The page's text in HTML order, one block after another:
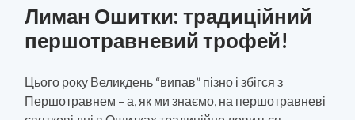
Лиман Ошитки: традиційний
першотравневий трофей!
Цього року Великдень “випав” пізно і збігся з
Першотравнем – а, як ми знаємо, на першотравневі